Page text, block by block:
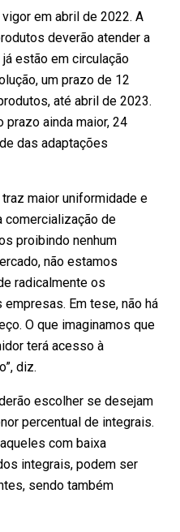
em abril de 2022. A
deverão atender a
estão em circulação
um prazo de 12
até abril de 2023.
ainda maior, 24
das adaptações
maior uniformidade e
comercialização de
proibindo nenhum
não estamos
radicalmente os
Em tese, não há
O que imaginamos que
terá acesso à
diz.
escolher se desejam
percentual de integrais.
com baixa
integrais, podem ser
sendo também